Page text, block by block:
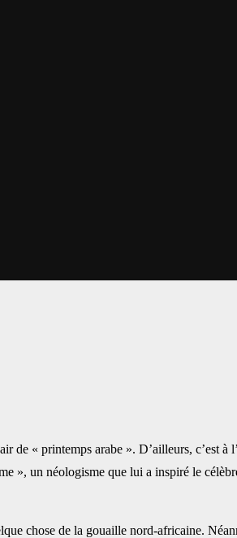
« printemps arabe ». D’ailleurs, c’est à
», un néologisme que lui a inspiré le
chose de la gouaille nord-africaine.